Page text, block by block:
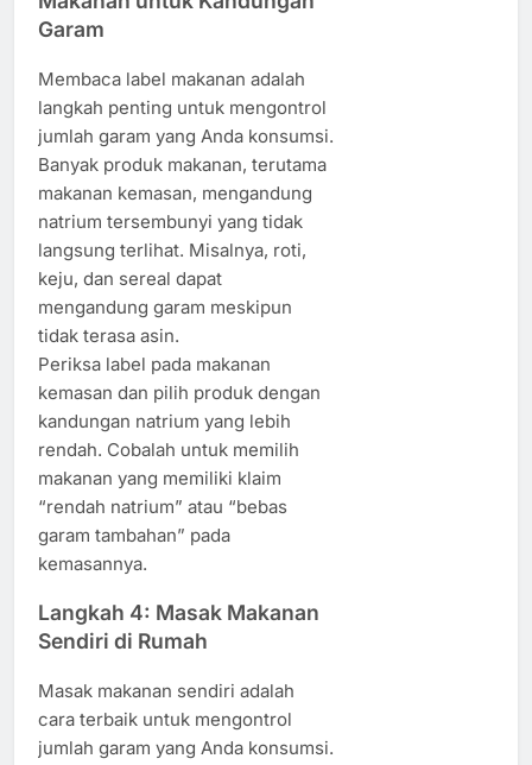
Garam
Membaca label makanan adalah
langkah penting untuk mengontrol
jumlah garam yang Anda konsumsi.
Banyak produk makanan, terutama
makanan kemasan, mengandung
natrium tersembunyi yang tidak
langsung terlihat. Misalnya, roti,
keju, dan sereal dapat
mengandung garam meskipun
tidak terasa asin.
Periksa label pada makanan
kemasan dan pilih produk dengan
kandungan natrium yang lebih
rendah. Cobalah untuk memilih
makanan yang memiliki klaim
“rendah natrium” atau “bebas
garam tambahan” pada
kemasannya.
Langkah 4: Masak Makanan
Sendiri di Rumah
Masak makanan sendiri adalah
cara terbaik untuk mengontrol
jumlah garam yang Anda konsumsi.